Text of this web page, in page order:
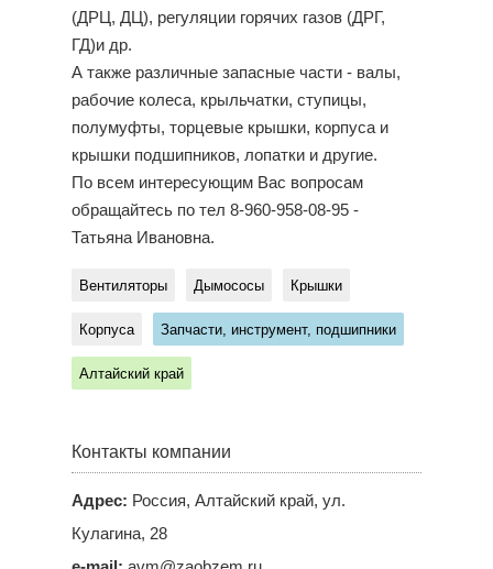
(ДРЦ, ДЦ), регуляции горячих газов (ДРГ,
ГД)и др.
А также различные запасные части - валы,
рабочие колеса, крыльчатки, ступицы,
полумуфты, торцевые крышки, корпуса и
крышки подшипников, лопатки и другие.
По всем интересующим Вас вопросам
обращайтесь по тел 8-960-958-08-95 -
Татьяна Ивановна.
Вентиляторы Дымососы Крышки
Корпуса Запчасти, инструмент, подшипники
Алтайский край
Контакты компании
Адрес: Россия, Алтайский край, ул.
Кулагина, 28